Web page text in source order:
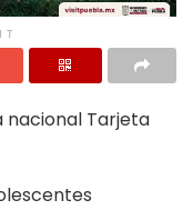
Tarjeta